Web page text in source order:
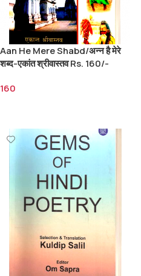
Aan He Mere Shabd/अन्न है मेरे
शब्द-एकांत श्रीवास्तव Rs. 160/-
160